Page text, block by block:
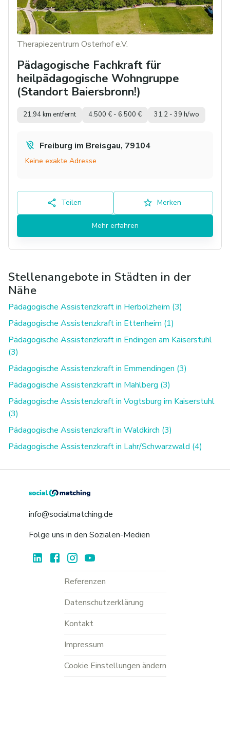
Therapiezentrum Osterhof e.V.
Pädagogische Fachkraft für
heilpädagogische Wohngruppe
(Standort Baiersbronn!)
21,94 km entfernt 4.500 € - 6.500 € 31,2 - 39 h/wo
Freiburg im Breisgau, 79104
Keine exakte Adresse
Teilen Merken
Mehr erfahren
Stellenangebote in Städten in der
Nähe
Pädagogische Assistenzkraft in Herbolzheim (3)
Pädagogische Assistenzkraft in Ettenheim (1)
Pädagogische Assistenzkraft in Endingen am Kaiserstuhl
(3)
Pädagogische Assistenzkraft in Emmendingen (3)
Pädagogische Assistenzkraft in Mahlberg (3)
Pädagogische Assistenzkraft in Vogtsburg im Kaiserstuhl
(3)
Pädagogische Assistenzkraft in Waldkirch (3)
Pädagogische Assistenzkraft in Lahr/Schwarzwald (4)
info@socialmatching.de
Folge uns in den Sozialen-Medien
Referenzen
Datenschutzerklärung
Kontakt
Impressum
Cookie Einstellungen ändern